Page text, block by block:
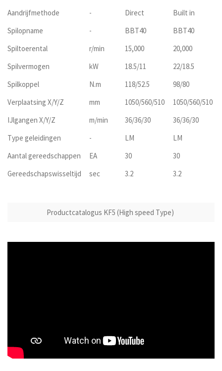
Aandrijfmethode
- Direct
Built in
Spilopname
- BBT40
BBT40
Spiltoerental
r/min 15,000
20,000
Spilvermogen
kW 18.5/11
22/18.5
Spilkoppel
N.m 118/52.5
98/80
Verplaatsing X/Y/Z
mm 1050/560/510
1050/560/510
IJlgangen X/Y/Z
m/min 36/36/30
36/36/30
Type geleidingen
- LM
LM
Aantal gereedschappen
EA 30
30
Gereedschapswisseltijd
sec 3.2 3.2
Productcatalogus KF5 (High speed Type)